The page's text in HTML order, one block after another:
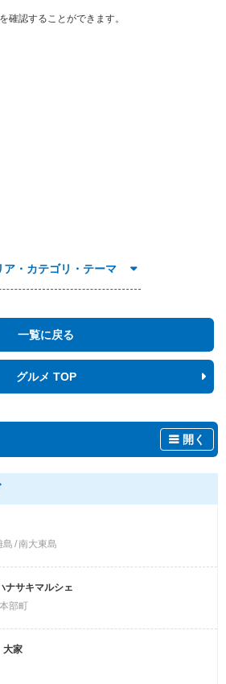
確認することができます。
ア・カテゴリ・テーマ
一覧に戻る
グルメ TOP
開く
島 南大東島
ナサキマルシェ
本部町
家